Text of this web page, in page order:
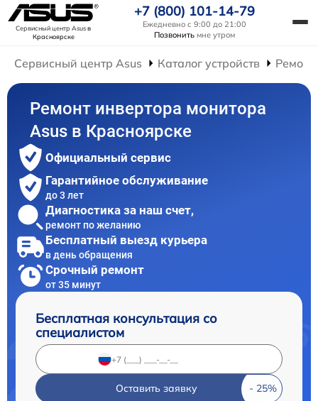
Сервисный центр Asusв
Красноярске
+7 (800) 101-14-79
Ежедневно с 9:00 до 21:00
Позвонить мне утром
Сервисный центр Asus Каталог устройств
Ремонт инвертора монитора
Asus в Красноярске
Официальный сервис
Гарантийное обслуживание
до 3 лет
Диагностика за наш счет,
ремонт по желанию
Бесплатный выезд курьера
в день обращения
Срочный ремонт
от 35 минут
Бесплатная консультация со
специалистом
Оставить заявку